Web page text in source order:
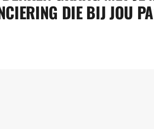
DIE BIJ JOU